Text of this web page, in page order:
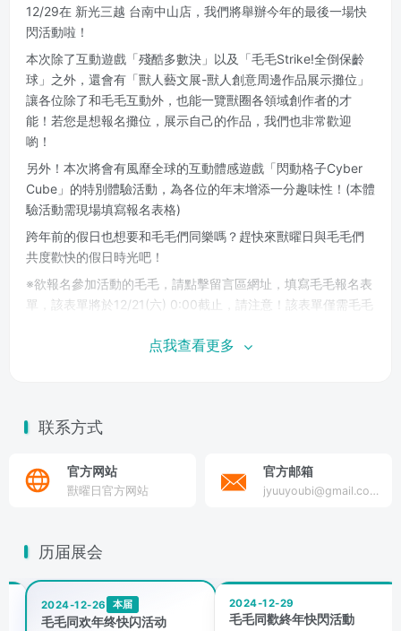
12/29在 新光三越 台南中山店，我們將舉辦今年的最後一場快
閃活動啦！
本次除了互動遊戲「殘酷多數決」以及「毛毛Strike!全倒保齡
球」之外，還會有「獸人藝文展-獸人創意周邊作品展示攤位」
讓各位除了和毛毛互動外，也能一覽獸圈各領域創作者的才
能！若您是想報名攤位，展示自己的作品，我們也非常歡迎
喲！
另外！本次將會有風靡全球的互動體感遊戲「閃動格子Cyber
Cube」的特別體驗活動，為各位的年末增添一分趣味性！(本體
驗活動需現場填寫報名表格)
跨年前的假日也想要和毛毛們同樂嗎？趕快來獸曜日與毛毛們
共度歡快的假日時光吧！
※欲報名參加活動的毛毛，請點擊留言區網址，填寫毛毛報名表
單，該表單將於12/21(六) 0:00截止，請注意！該表單僅需毛毛
※欲報名展覽攤位的請在留言區找到攤位報名表，點即進入即可
点我查看更多
联系方式
官方网站
獸曜日官方网站
官方邮箱
jyuuyoubi@gmail.com
历届展会
2024-12-26 本届
毛毛同欢年终快闪活动
2024-12-29
毛毛同歡終年快閃活動